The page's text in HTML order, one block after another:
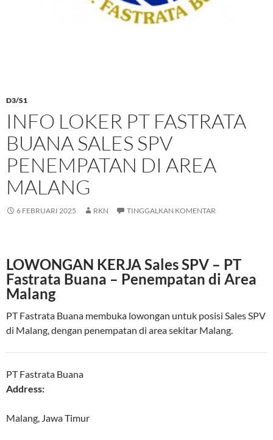
D3/S1
INFO LOKER PT FASTRATA
BUANA SALES SPV
PENEMPATAN DI AREA
MALANG
6 FEBRUARI 2025 RKN TINGGALKAN KOMENTAR
LOWONGAN KERJA Sales SPV – PT
Fastrata Buana – Penempatan di Area
Malang
PT Fastrata Buana membuka lowongan untuk posisi Sales SPV
di Malang, dengan penempatan di area sekitar Malang.
PT Fastrata Buana
Address:
Malang, Jawa Timur